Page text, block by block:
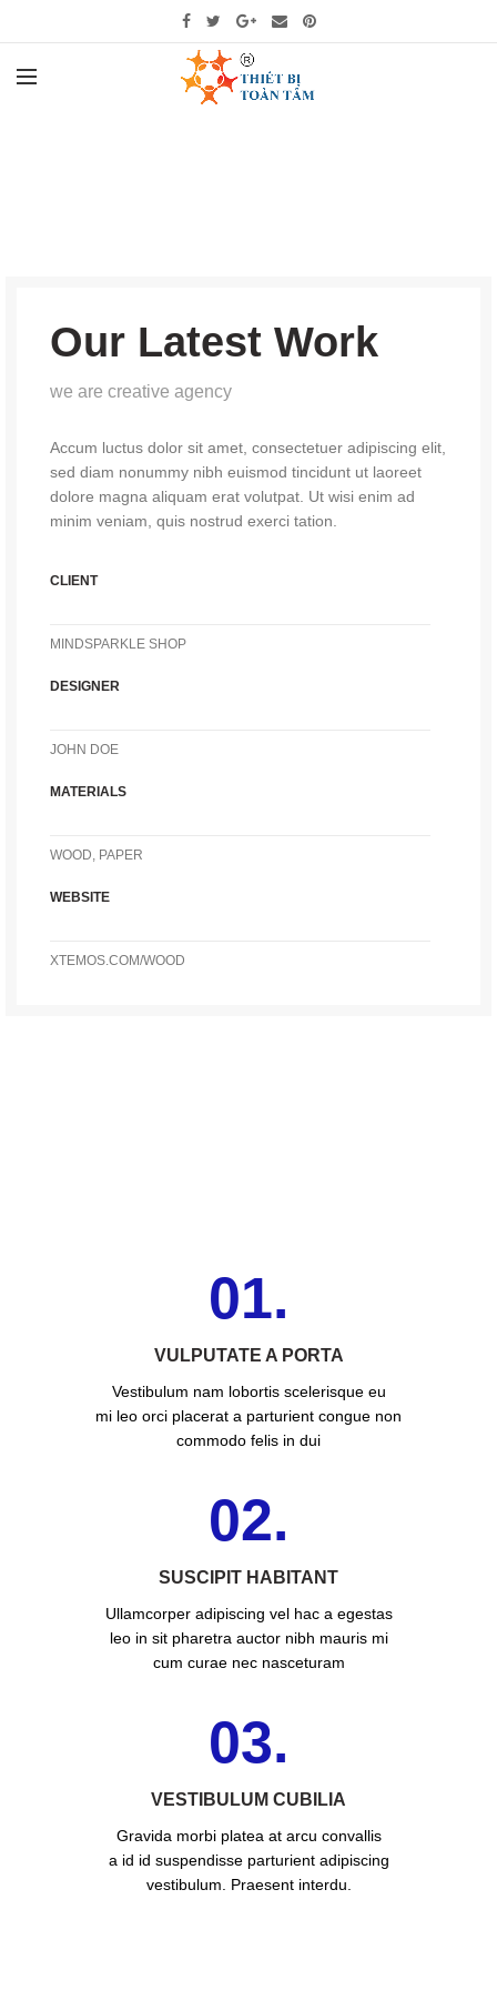
Our Latest Work
we are creative agency
Accum luctus dolor sit amet, consectetuer adipiscing elit,
sed diam nonummy nibh euismod tincidunt ut laoreet
dolore magna aliquam erat volutpat. Ut wisi enim ad
minim veniam, quis nostrud exerci tation.
CLIENT
MINDSPARKLE SHOP
DESIGNER
JOHN DOE
MATERIALS
WOOD, PAPER
WEBSITE
XTEMOS.COM/WOOD
01.
VULPUTATE A PORTA
Vestibulum nam lobortis scelerisque eu
mi leo orci placerat a parturient congue non
commodo felis in dui
02.
SUSCIPIT HABITANT
Ullamcorper adipiscing vel hac a egestas
leo in sit pharetra auctor nibh mauris mi
cum curae nec nasceturam
03.
VESTIBULUM CUBILIA
Gravida morbi platea at arcu convallis
a id id suspendisse parturient adipiscing
vestibulum. Praesent interdu.